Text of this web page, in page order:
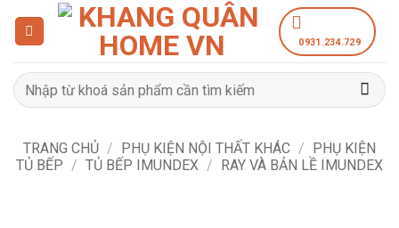
dung
0931.234.729
Tìm
kiếm:
TRANG CHỦ / PHỤ KIỆN NỘI THẤT KHÁC / PHỤ KIỆN
TỦ BẾP / TỦ BẾP IMUNDEX / RAY VÀ BẢN LỀ IMUNDEX